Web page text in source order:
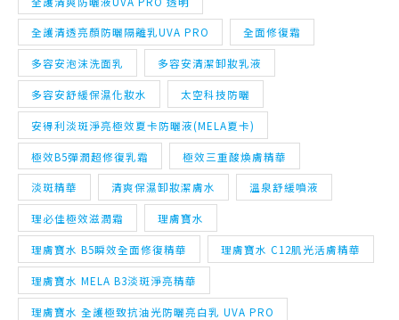
全護清透亮顏防曬隔離乳UVA PRO 全面修復霜
多容安泡沫洗面乳 多容安清潔卸妝乳液
多容安舒緩保濕化妝水 太空科技防曬
安得利淡斑淨亮極效夏卡防曬液(MELA夏卡)
極效B5彈潤超修復乳霜 極效三重酸煥膚精華
淡斑精華 清爽保濕卸妝潔膚水 溫泉舒緩噴液
理必佳極效滋潤霜 理膚寶水
理膚寶水 B5瞬效全面修復精華 理膚寶水 C12肌光活膚精華
理膚寶水 MELA B3淡斑淨亮精華
理膚寶水 全護極致抗油光防曬亮白乳 UVA PRO